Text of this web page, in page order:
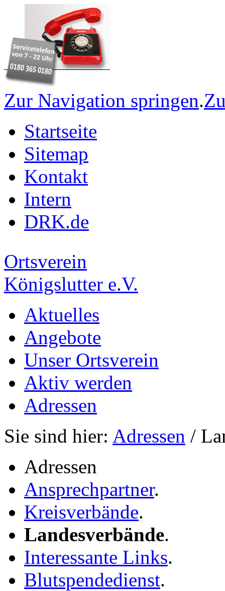
Zur Navigation springen.
Startseite
Sitemap
Kontakt
Intern
DRK.de
Ortsverein
Königslutter e.V.
Aktuelles
Angebote
Unser Ortsverein
Aktiv werden
Adressen
Sie sind hier: Adressen /
Adressen
Ansprechpartner.
Kreisverbände.
Landesverbände.
Interessante Links.
Blutspendedienst.